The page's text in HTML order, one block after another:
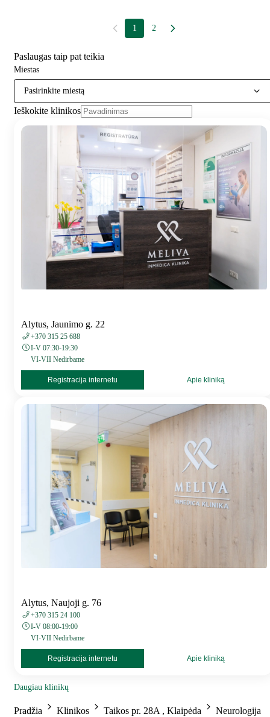
1 2
Paslaugas taip pat teikia
Miestas
Pasirinkite miestą
Ieškokite klinikos
Alytus, Jaunimo g. 22
+370 315 25 688
I-V 07:30-19:30
VI-VII Nedirbame
Registracija internetu Apie kliniką
Alytus, Naujoji g. 76
+370 315 24 100
I-V 08:00-19:00
VI-VII Nedirbame
Registracija internetu Apie kliniką
Daugiau klinikų
Pradžia Klinikos Taikos pr. 28A , Klaipėda
Neurologija